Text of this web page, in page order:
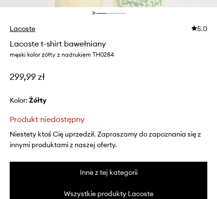
Lacoste 5.0
Lacoste t-shirt bawełniany
męski kolor żółty z nadrukiem TH0284
299,99 zł
Kolor: żółty
Produkt niedostępny
Niestety ktoś Cię uprzedził. Zapraszamy do zapoznania się z
innymi produktami z naszej oferty.
Inne z tej kategorii
Wszystkie produkty Lacoste